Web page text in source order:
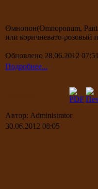
Омнопон(Omnoponum,
или коричневато-розовый
Обновлено 28.06.2012 07:51
Подробнее...
Автор: Administrator
30.06.2012 08:05